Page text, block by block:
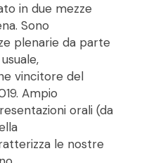
in due mezze
Sono
plenarie da parte
vincitore del
Ampio
orali (da
le nostre